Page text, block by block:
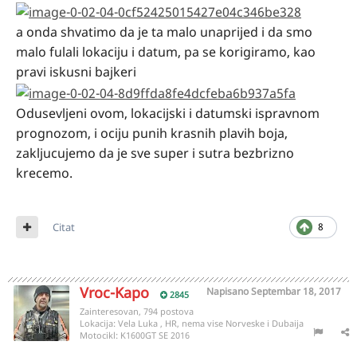
a onda shvatimo da je ta malo unaprijed i da smo
malo fulali lokaciju i datum, pa se korigiramo, kao
pravi iskusni bajkeri
Odusevljeni ovom, lokacijski i datumski ispravnom
prognozom, i ociju punih krasnih plavih boja,
zakljucujemo da je sve super i sutra bezbrizno
krecemo.
8
Citat
Vroc-Kapo 2845 NapisanoSeptembar 18, 2017
Zainteresovan, 794 postova
Lokacija: Vela Luka , HR, nema vise Norveske i Dubaija
Motocikl: K1600GT SE 2016